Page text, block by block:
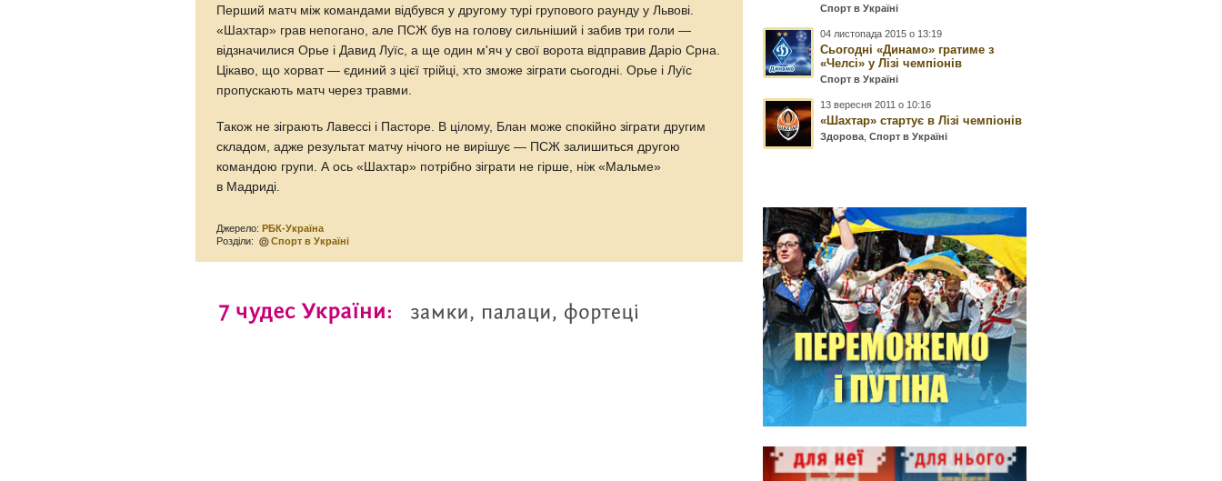
Перший матч між командами відбувся у другому турі групового раунду у Львові.
«Шахтар» грав непогано, але ПСЖ був на голову сильніший і забив три голи —
відзначилися Орье і Давид Луїс, а ще один м'яч у свої ворота відправив Даріо Срна.
Цікаво, що хорват — єдиний з цієї трійці, хто зможе зіграти сьогодні. Орье і Луїс
пропускають матч через травми.
Також не зіграють Лавессі і Пасторе. В цілому, Блан може спокійно зіграти другим
складом, адже результат матчу нічого не вирішує — ПСЖ залишиться другою
командою групи. А ось «Шахтар» потрібно зіграти не гірше, ніж «Мальме»
в Мадриді.
Джерело:РБК-Україна
Розділи:
Спорт в Україні
Спорт в Україні
04 листопада 2015 о 13:19
Сьогодні «Динамо» гратиме з
«Челсі» у Лізі чемпіонів
Спорт в Україні
13 вересня 2011 о 10:16
«Шахтар» стартує в Лізі чемпіонів
Здорова ,Спорт в Україні